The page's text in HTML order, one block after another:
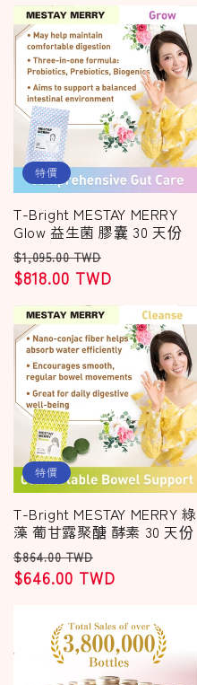
特價
T-Bright MESTAY MERRY
Glow 益生菌 膠囊 30 天份
定
價
$1,095.00 TWD
價
$818.00 TWD
特價
T-Bright MESTAY MERRY 綠
藻 葡甘露聚醣 酵素 30 天份
定
價
$864.00 TWD
價
$646.00 TWD